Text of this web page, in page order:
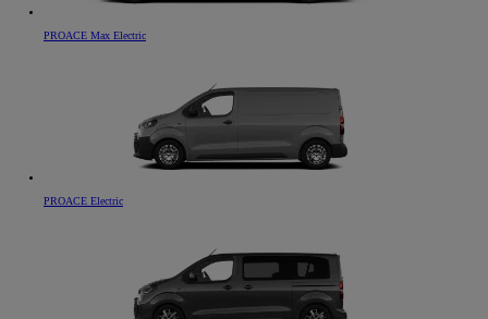
PROACE Max Electric
PROACE Electric